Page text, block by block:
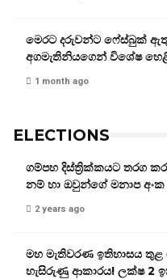
මෙරට දරුවන්ට ෆේස්බුක්
අගමැතිනියගෙන් විශේෂ
1 month ago
ELECTIONS
ගම්පහ දිස්ත්‍රික්කයට තරග
නම් හා ඔවුන්ගේ මනාප අංක
2 years ago
මහ මැතිවරණ ඉතිහාසය
හැසිරුණු ආකාරය! ලක්ෂ 2